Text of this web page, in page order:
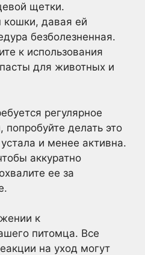
щетки.
кошки, давая ей
безболезненная.
к использования
для животных и
регулярное
попробуйте делать это
и менее активна.
аккуратно
ее за
к
питомца. Все
на уход могут